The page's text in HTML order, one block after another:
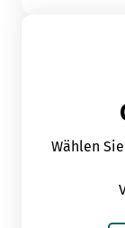
Wählen